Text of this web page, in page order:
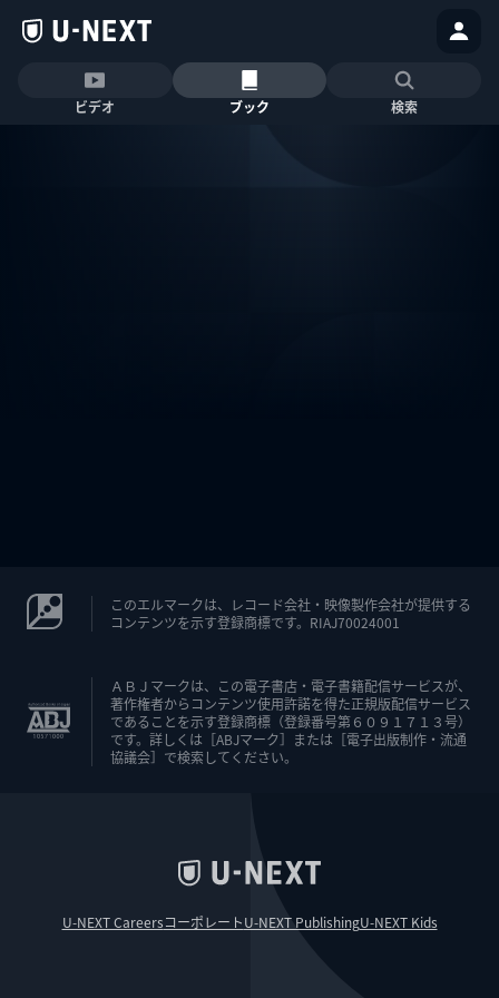
ビデオ ブック 検索
このエルマークは、レコード会社・映像製作会社が提供する
コンテンツを示す登録商標です。RIAJ70024001
ＡＢＪマークは、この電子書店・電子書籍配信サービスが、
著作権者からコンテンツ使用許諾を得た正規版配信サービス
であることを示す登録商標（登録番号第６０９１７１３号）
です。詳しくは［ABJマーク］または［電子出版制作・流通
協議会］で検索してください。
U-NEXT CareersコーポレートU-NEXT PublishingU-NEXT Kids